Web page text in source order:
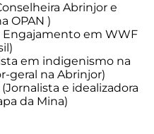
Abrinjor e
OPAN )
Engajamento em WWF
em indigenismo na
geral na Abrinjor)
e idealizadora
da Mina)